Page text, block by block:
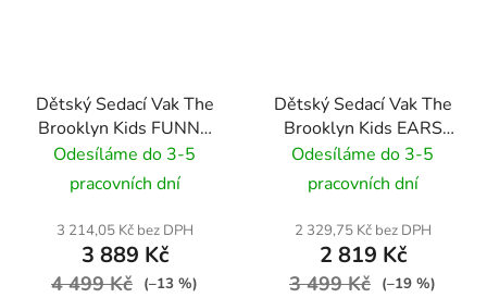
Dětský Sedací Vak The
Brooklyn Kids FUNNY
BUNNY BR-9696 žlutý
Odesíláme do 3-5
pracovních dní
3 214,05 Kč bez DPH
3 889 Kč
4 499 Kč (–13 %)
Dětský Sedací Vak The
Brooklyn Kids EARS
VELVET BR-9700 bledě
růžová
Odesíláme do 3-5
pracovních dní
2 329,75 Kč bez DPH
2 819 Kč
3 499 Kč (–19 %)